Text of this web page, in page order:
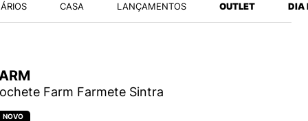
CASA LANÇAMENTOS OUTLET DIA
Farm Farmete Sintra
BALANCE 530
BABY